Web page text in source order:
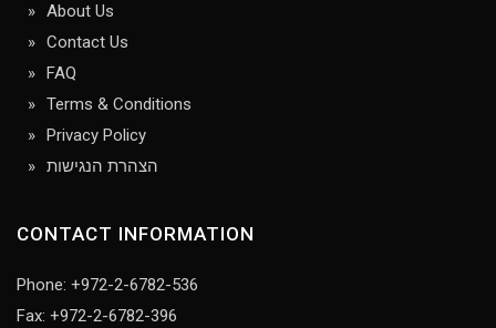
About Us
Contact Us
FAQ
Terms & Conditions
Privacy Policy
הצהרת הנגישות
CONTACT INFORMATION
Phone: +972-2-6782-536
Fax: +972-2-6782-396